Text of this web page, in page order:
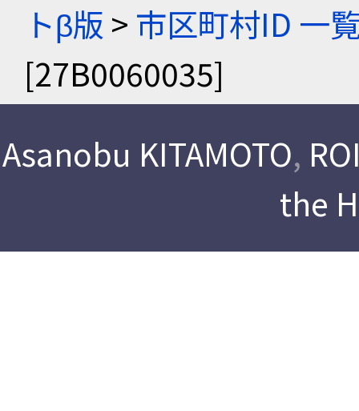
トβ版 > 市区町村ID 一
[27B0060035]
Asanobu KITAMOTO,
the